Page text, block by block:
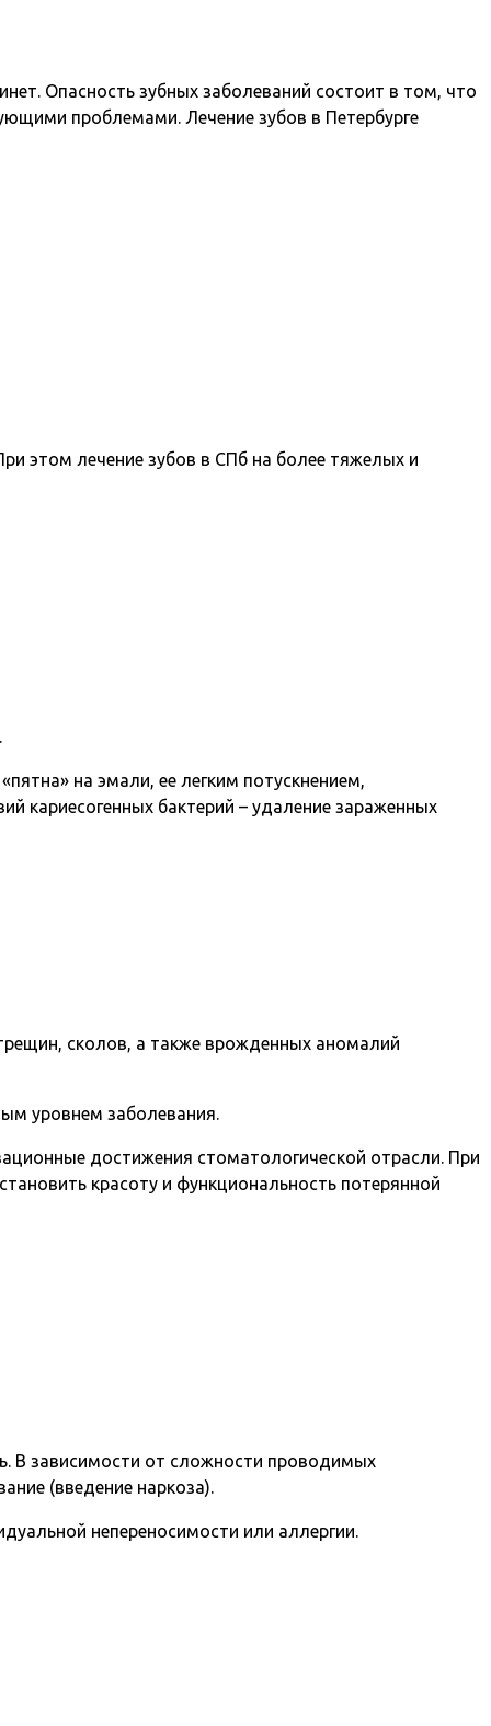
Опасность зубных заболеваний состоит в том, что
проблемами. Лечение зубов в Петербурге
этом лечение зубов в СПб на более тяжелых и
на эмали, ее легким потускнением,
кариесогенных бактерий – удаление зараженных
сколов, а также врожденных аномалий
уровнем заболевания.
достижения стоматологической отрасли. При
красоту и функциональность потерянной
В зависимости от сложности проводимых
(введение наркоза).
непереносимости или аллергии.